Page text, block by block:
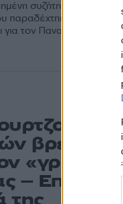
συζήτηση με την
παραδέχτηκε ότι
για τον Παναγιωτάκη»
βρεφών
«γρίφο»
–